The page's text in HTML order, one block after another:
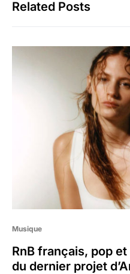
Related Posts
Musique
RnB français, pop
du dernier projet